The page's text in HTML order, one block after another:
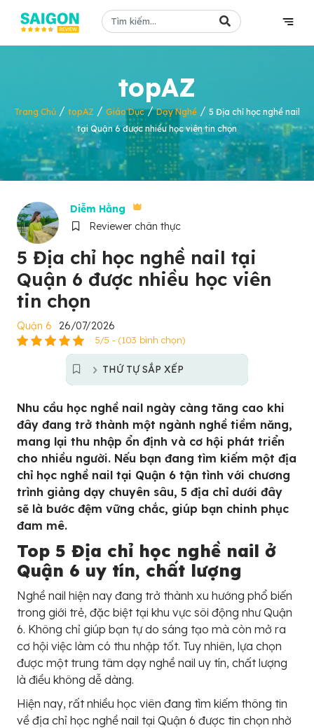
topAZ
Trang Chủ / topAZ / Giáo Dục/Dạy Nghề / 5 Địa chỉ học nghề nail
tại Quận 6 được nhiều học viên tin chọn
Diễm Hằng
Reviewer chân thực
5 Địa chỉ học nghề nail tại
Quận 6 được nhiều học viên
tin chọn
Quận 6 26/07/2026
5/5 - (103 bình chọn)
THỨ TỰ SẮP XẾP
Nhu cầu học nghề nail ngày càng tăng cao khi
đây đang trở thành một ngành nghề tiềm năng,
mang lại thu nhập ổn định và cơ hội phát triển
cho nhiều người. Nếu bạn đang tìm kiếm một địa
chỉ học nghề nail tại Quận 6 tận tình với chương
trình giảng dạy chuyên sâu, 5 địa chỉ dưới đây
sẽ là bước đệm vững chắc, giúp bạn chinh phục
đam mê.
Top 5 Địa chỉ học nghề nail ở
Quận 6 uy tín, chất lượng
Nghề nail hiện nay đang trở thành xu hướng phổ biến
trong giới trẻ, đặc biệt tại khu vực sôi động như Quận
6. Không chỉ giúp bạn tự do sáng tạo mà còn mở ra
cơ hội việc làm có thu nhập tốt. Tuy nhiên, lựa chọn
được một trung tâm dạy nghề nail uy tín, chất lượng
là điều không dễ dàng.
Hiện nay, rất nhiều học viên đang tìm kiếm thông tin
về địa chỉ học nghề nail tại Quận 6 được tin chọn nhờ